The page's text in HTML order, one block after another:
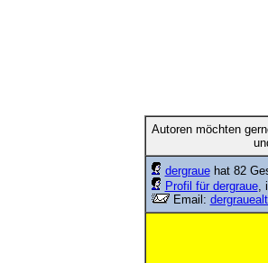
Autoren möchten
dergrauehat 82
Profil für dergraue,
Email: